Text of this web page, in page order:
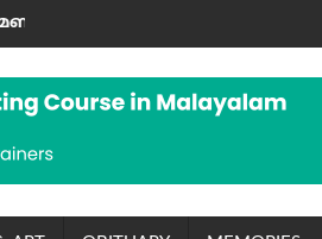
പുതിയ നേതൃത്വം
കൊടുമൺ വിമാനത്താവളം